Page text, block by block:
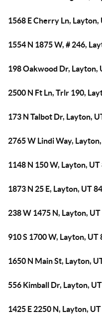
1568 E Cherry Ln, Layton,
1554 N 1875 W, # 246,
198 Oakwood Dr, Layton,
2500 N Ft Ln, Trlr 190,
173 N Talbot Dr, Layton,
2765 W Lindi Way,
1148 N 150 W, Layton,
1873 N 25 E, Layton, UT
238 W 1475 N, Layton,
910 S 1700 W, Layton, UT
1650 N Main St, Layton,
556 Kimball Dr, Layton,
1425 E 2250 N, Layton,